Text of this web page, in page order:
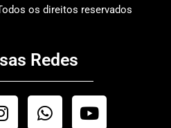
os direitos reservados
Redes
I
W
Y